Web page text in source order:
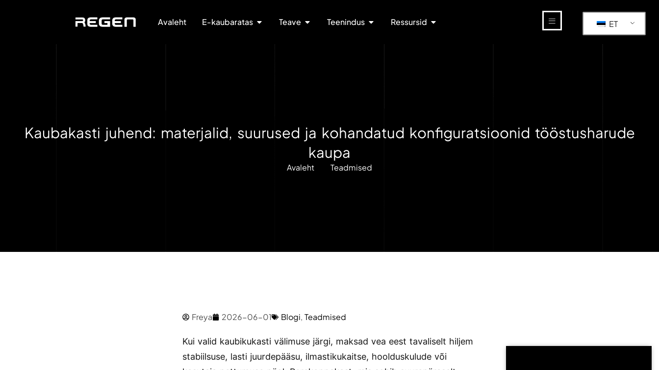
Avaleht E-kaubaratas Teave Teenindus Ressursid ET
Kaubakasti juhend: materjalid, suurused ja kohandatud konfiguratsioonid tööstusharude
kaupa
Avaleht Teadmised
Freya 2026-06-01 Blogi,Teadmised
Kui valid kaubikukasti välimuse järgi, maksad vea eest tavaliselt hiljem
stabiilsuse, lasti juurdepääsu, ilmastikukaitse, hoolduskulude või